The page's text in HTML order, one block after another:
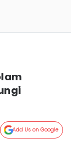
Add Us on Google